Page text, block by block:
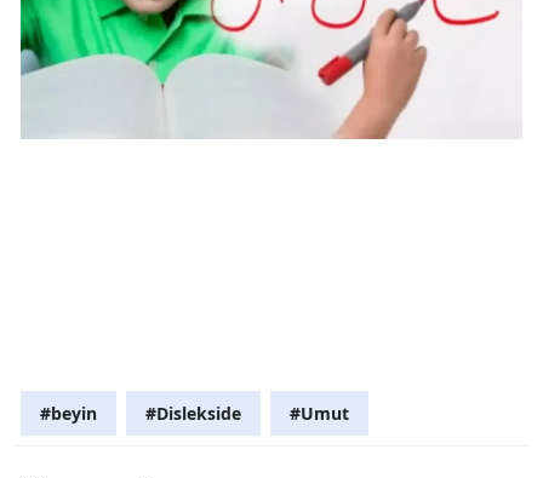
#beyin #Dislekside #Umut